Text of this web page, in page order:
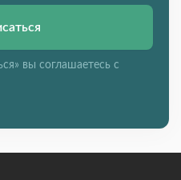
вы соглашаетесь с